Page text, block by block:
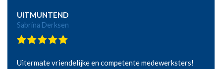
UITMUNTEND
Sabrina Derksen
Uitermate vriendelijke en competente medewerksters!